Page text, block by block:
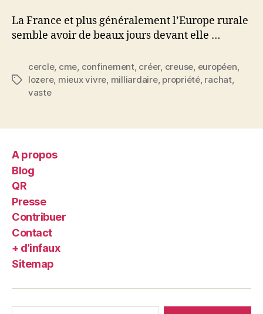
La France et plus généralement l’Europe rurale
semble avoir de beaux jours devant elle …
Étiquettes
cercle, cme confinement, créer, creuse européen
lozere, mieux vivre milliardaire, propriété, rachat,
vaste
A propos
Blog
QR
Presse
Contribuer
Contact
+ d’infaux
Sitemap